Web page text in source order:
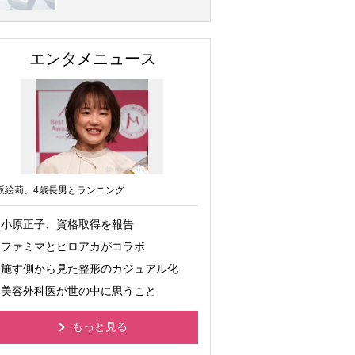
エンタメニュース
絵莉、4歳長男とランニング
小原正子、資格取得を報告
ファミマとヒロアカがコラボ
施す側から見た整形のカジュアル化
美容外科医が世の中に思うこと
もっと見る